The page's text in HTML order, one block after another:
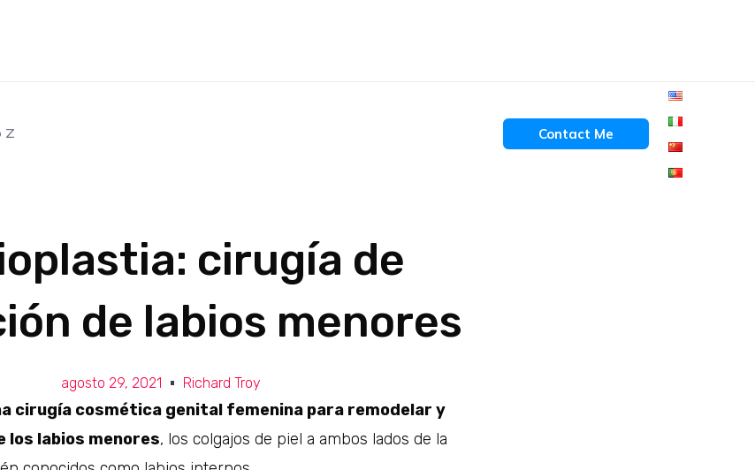
Z Contact Me
cirugía de
de labios menores
agosto 29, 2021 Richard Troy
cirugía cosmética genital femenina para remodelar y
los labios menores, los colgajos de piel a ambos lados de la